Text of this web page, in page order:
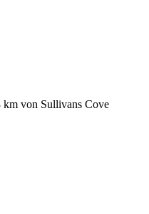
km von Sullivans Cove